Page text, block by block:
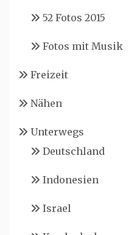
52 Fotos 2015
Fotos mit Musik
Freizeit
Nähen
Unterwegs
Deutschland
Indonesien
Israel